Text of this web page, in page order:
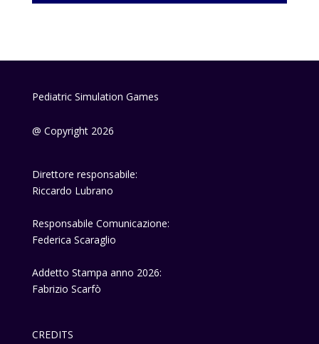
Pediatric Simulation Games
@ Copyright 2026
Direttore responsabile:
Riccardo Lubrano
Responsabile Comunicazione:
Federica Scaraglio
Addetto Stampa anno 2026:
Fabrizio Scarfò
CREDITS